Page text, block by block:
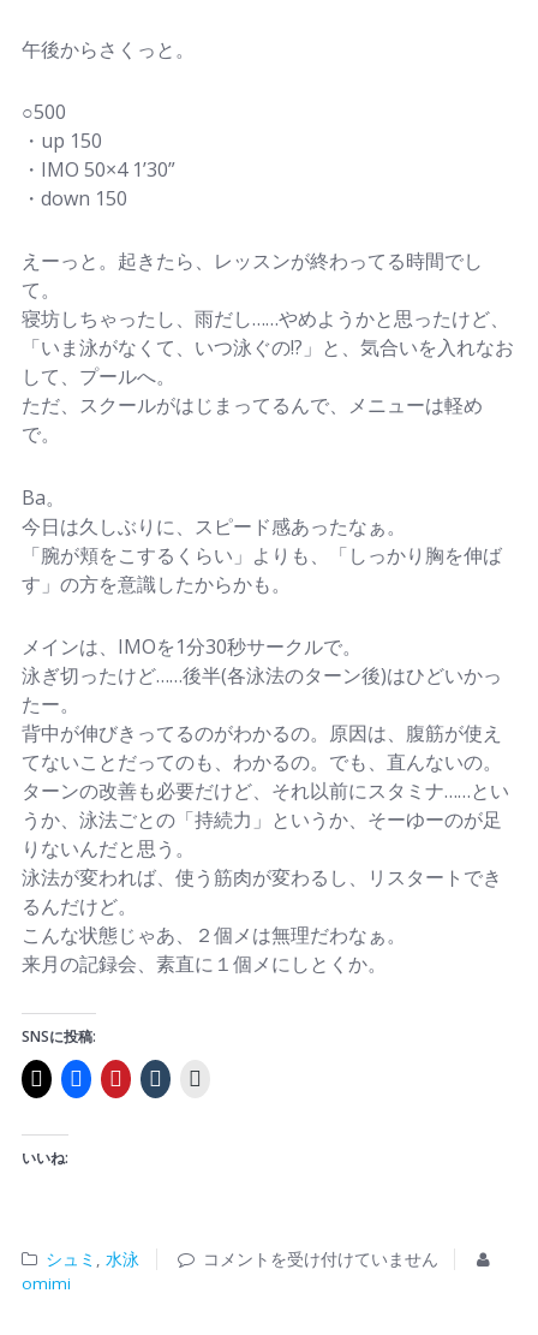
午後からさくっと。
○500
・up 150
・IMO 50×4 1’30”
・down 150
えーっと。起きたら、レッスンが終わってる時間でし
て。
寝坊しちゃったし、雨だし……やめようかと思ったけど、
「いま泳がなくて、いつ泳ぐの!?」と、気合いを入れなお
して、プールへ。
ただ、スクールがはじまってるんで、メニューは軽め
で。
Ba。
今日は久しぶりに、スピード感あったなぁ。
「腕が頬をこするくらい」よりも、「しっかり胸を伸ば
す」の方を意識したからかも。
メインは、IMOを1分30秒サークルで。
泳ぎ切ったけど……後半(各泳法のターン後)はひどいかっ
たー。
背中が伸びきってるのがわかるの。原因は、腹筋が使え
てないことだってのも、わかるの。でも、直んないの。
ターンの改善も必要だけど、それ以前にスタミナ……とい
うか、泳法ごとの「持続力」というか、そーゆーのが足
りないんだと思う。
泳法が変われば、使う筋肉が変わるし、リスタートでき
るんだけど。
こんな状態じゃあ、２個メは無理だわなぁ。
来月の記録会、素直に１個メにしとくか。
SNSに投稿:
いいね:
シュミ ,水泳
コメントを受け付けていません
omimi